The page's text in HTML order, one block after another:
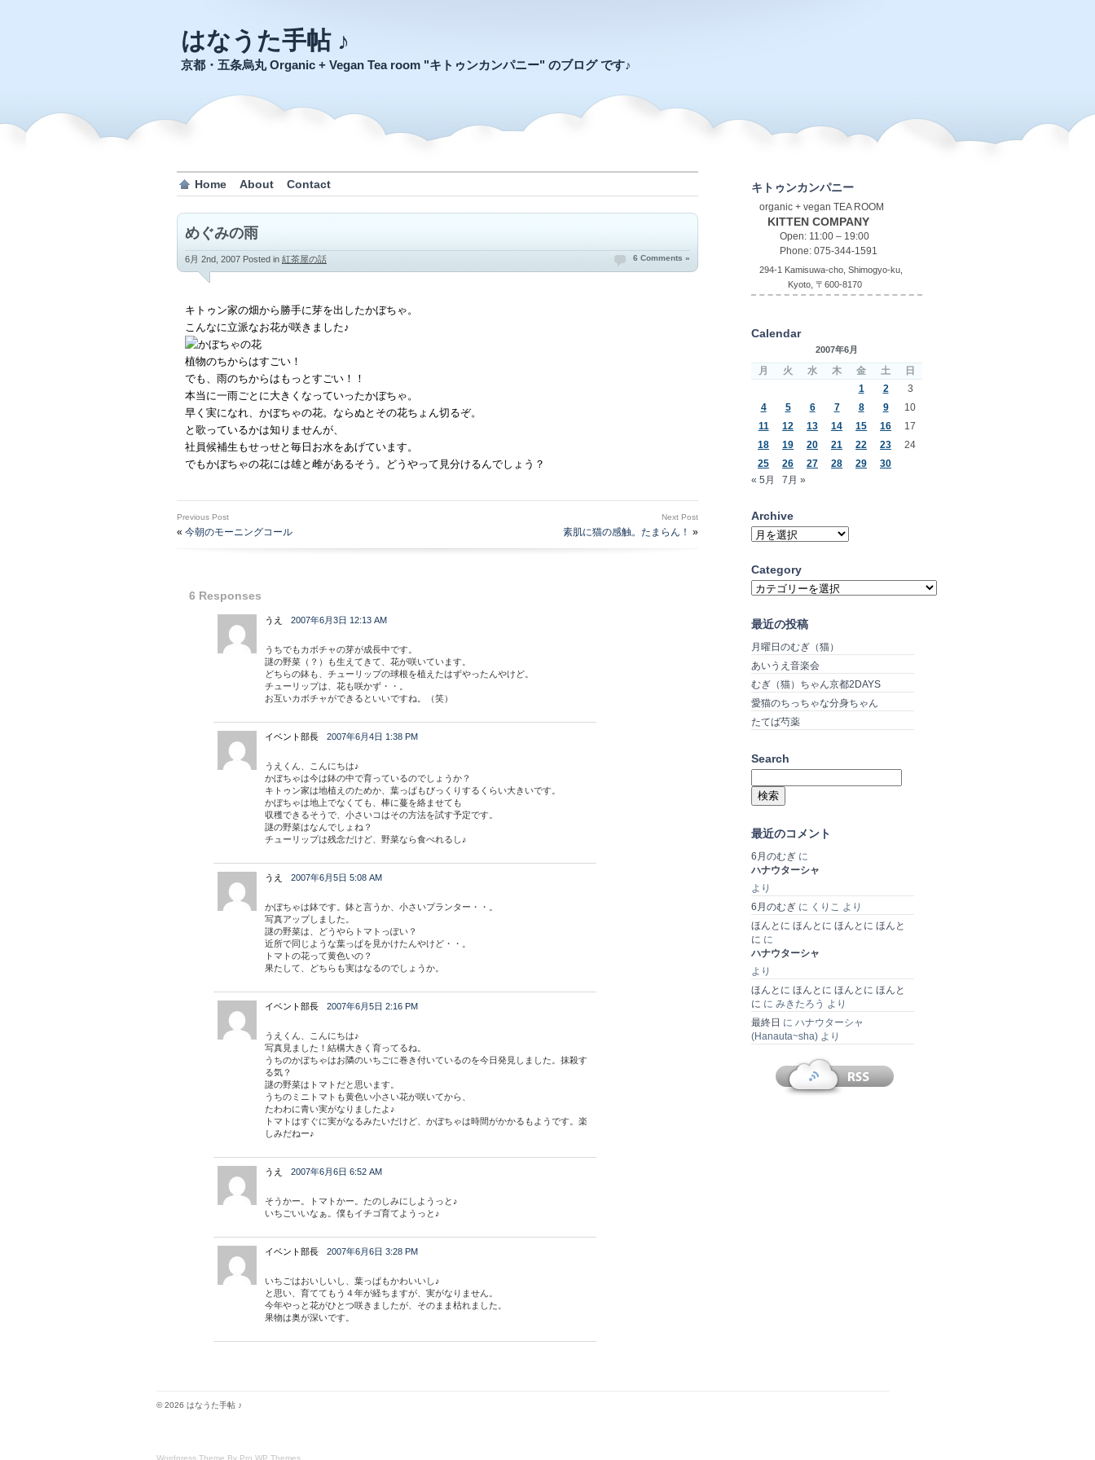
はなうた手帖 ♪
京都・五条烏丸 Organic + Vegan Tea room "キトゥンカンパニー" のブログ です♪
Home About Contact
めぐみの雨
6月 2nd, 2007 Posted in 紅茶屋の話 6 Comments »
キトゥン家の畑から勝手に芽を出したかぼちゃ。
こんなに立派なお花が咲きました♪
植物のちからはすごい！
でも、雨のちからはもっとすごい！！
本当に一雨ごとに大きくなっていったかぼちゃ。
早く実になれ、かぼちゃの花。ならぬとその花ちょん切るぞ。
と歌っているかは知りませんが、
社員候補生もせっせと毎日お水をあげています。
でもかぼちゃの花には雄と雌があるそう。どうやって見分けるんでしょう？
Previous Post
« 今朝のモーニングコール
Next Post
素肌に猫の感触。たまらん！ »
6 Responses
うえ 2007年6月3日 12:13 AM
うちでもカボチャの芽が成長中です。
謎の野菜（？）も生えてきて、花が咲いています。
どちらの鉢も、チューリップの球根を植えたはずやったんやけど。
チューリップは、花も咲かず・・。
お互いカボチャができるといいですね。（笑）
イベント部長 2007年6月4日 1:38 PM
うえくん、こんにちは♪
かぼちゃは今は鉢の中で育っているのでしょうか？
キトゥン家は地植えのためか、葉っぱもびっくりするくらい大きいです。
かぼちゃは地上でなくても、棒に蔓を絡ませても
収穫できるそうで、小さいコはその方法を試す予定です。
謎の野菜はなんでしょね？
チューリップは残念だけど、野菜なら食べれるし♪
うえ 2007年6月5日 5:08 AM
かぼちゃは鉢です。鉢と言うか、小さいプランター・・。
写真アップしました。
謎の野菜は、どうやらトマトっぽい？
近所で同じような葉っぱを見かけたんやけど・・。
トマトの花って黄色いの？
果たして、どちらも実はなるのでしょうか。
イベント部長 2007年6月5日 2:16 PM
うえくん、こんにちは♪
写真見ました！結構大きく育ってるね。
うちのかぼちゃはお隣のいちごに巻き付いているのを今日発見しました。抹殺す
る気？
謎の野菜はトマトだと思います。
うちのミニトマトも黄色い小さい花が咲いてから、
たわわに青い実がなりましたよ♪
トマトはすぐに実がなるみたいだけど、かぼちゃは時間がかかるもようです。楽
しみだねー♪
うえ 2007年6月6日 6:52 AM
そうかー。トマトかー。たのしみにしようっと♪
いちごいいなぁ。僕もイチゴ育てようっと♪
イベント部長 2007年6月6日 3:28 PM
いちごはおいしいし、葉っぱもかわいいし♪
と思い、育ててもう４年が経ちますが、実がなりません。
今年やっと花がひとつ咲きましたが、そのまま枯れました。
果物は奥が深いです。
キトゥンカンパニー
organic + vegan TEA ROOM
KITTEN COMPANY
Open: 11:00 – 19:00
Phone: 075-344-1591
294-1 Kamisuwa-cho, Shimogyo-ku,
Kyoto, 〒600-8170
Calendar
2007年6月
月 火 水 木 金 土
日
1
2
3
4
5 6 7 8 9
10
11
12 13 14 15 16
17
18
19 20 21 22 23
24
25
26 27 28 29
30
« 5月
7月 »
Archive
Archive
Category
Category
最近の投稿
月曜日のむぎ（猫）
あいうえ音楽会
むぎ（猫）ちゃん京都2DAYS
愛猫のちっちゃな分身ちゃん
たてば芍薬
Search
索:
最近のコメント
6月のむぎ に
ハナウターシャ
より
6月のむぎ に くりこ より
ほんとに ほんとに ほんとに ほんと
に に
ハナウターシャ
より
ほんとに ほんとに ほんとに ほんと
に に みきたろう より
最終日 に ハナウターシャ
(Hanauta~sha) より
© 2026 はなうた手帖 ♪
Wordpress Theme By Pro WP Themes